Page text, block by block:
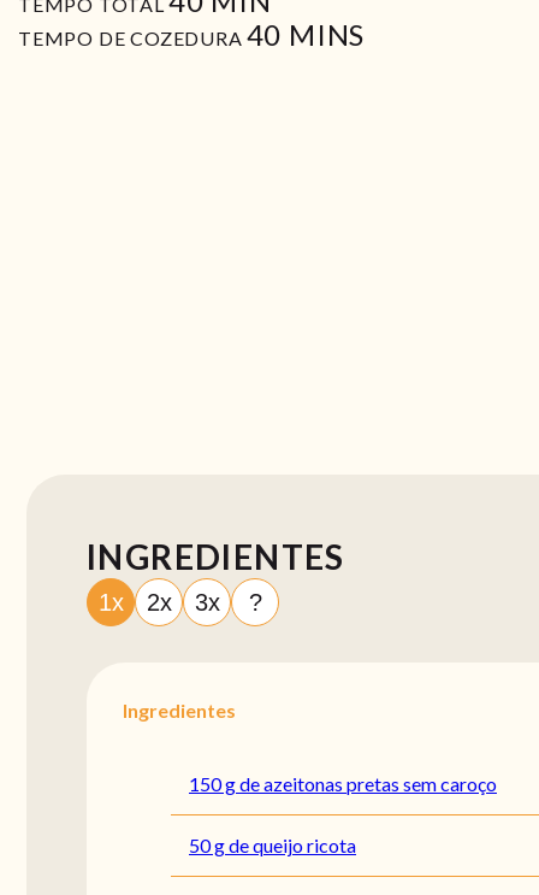
TEMPO DE COZEDURA 40 MIN
MINS
INGREDIENTES
1x 2x 3x ?
Ingredientes
150 g de azeitonas pretas sem caroço
50 g de queijo ricota